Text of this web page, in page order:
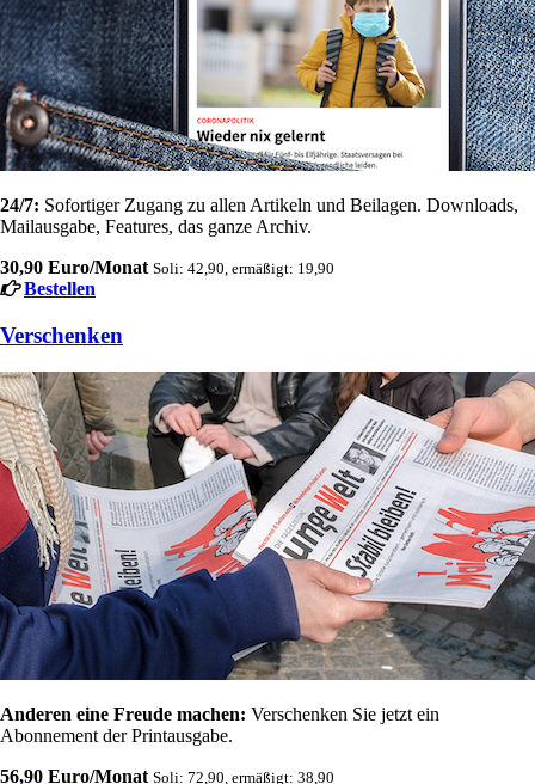
24/7: Sofortiger Zugang zu allen Artikeln und Beilagen. Downloads,
Mailausgabe, Features, das ganze Archiv.
30,90 Euro/Monat Soli: 42,90, ermäßigt: 19,90
Bestellen
Verschenken
Anderen eine Freude machen: Verschenken Sie jetzt ein
Abonnement der Printausgabe.
56,90 Euro/Monat Soli: 72,90, ermäßigt: 38,90